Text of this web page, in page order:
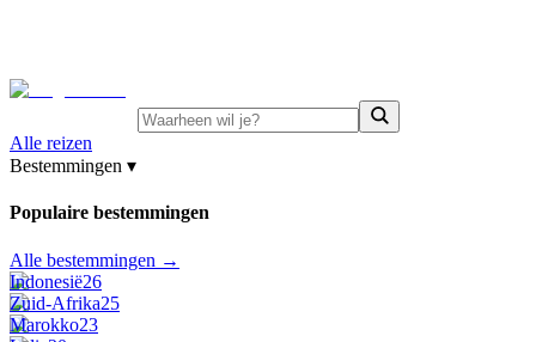
Alle reizen
Bestemmingen ▾
Populaire bestemmingen
Alle bestemmingen →
Indonesië26
Zuid-Afrika25
Marokko23